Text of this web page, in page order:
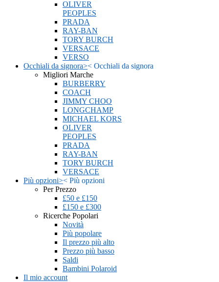
OLIVER
PEOPLES
PRADA
RAY-BAN
TORY BURCH
VERSACE
VERSO
Occhiali da signora>< Occhiali da signora
Migliori Marche
BURBERRY
COACH
JIMMY CHOO
LONGCHAMP
MICHAEL KORS
OLIVER
PEOPLES
PRADA
RAY-BAN
TORY BURCH
VERSACE
Più opzioni>< Più opzioni
Per Prezzo
£50 e £150
£150 e £300
Ricerche Popolari
Novità
Più popolare
Il prezzo più alto
Prezzo più basso
Saldi
Bambini Polaroid
Il mio account